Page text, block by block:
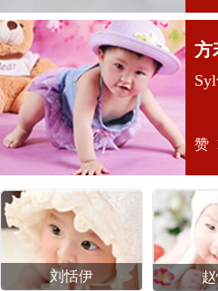
方
赞
刘恬伊